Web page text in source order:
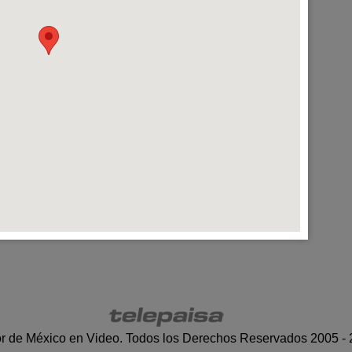
de México en Video. Todos los Derechos Reservados 2005 -